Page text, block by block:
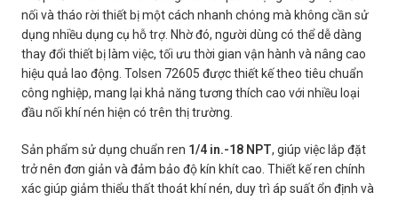
nối và tháo rời thiết bị một cách nhanh chóng mà không cần sử
dụng nhiều dụng cụ hỗ trợ. Nhờ đó, người dùng có thể dễ dàng
thay đổi thiết bị làm việc, tối ưu thời gian vận hành và nâng cao
hiệu quả lao động. Tolsen 72605 được thiết kế theo tiêu chuẩn
công nghiệp, mang lại khả năng tương thích cao với nhiều loại
đầu nối khí nén hiện có trên thị trường.
Sản phẩm sử dụng chuẩn ren 1/4 in.-18 NPT, giúp việc lắp đặt
trở nên đơn giản và đảm bảo độ kín khít cao. Thiết kế ren chính
xác giúp giảm thiểu thất thoát khí nén, duy trì áp suất ổn định và